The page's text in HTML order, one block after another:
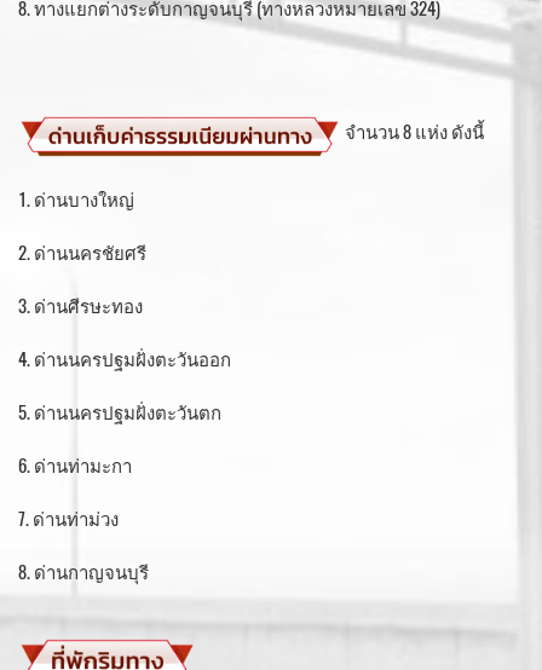
8. ทางแยกต่างระดับกาญจนบุรี (ทางหลวงหมายเลข 324)
จำนวน 8 แห่ง ดังนี้
1. ด่านบางใหญ่
2. ด่านนครชัยศรี
3. ด่านศีรษะทอง
4. ด่านนครปฐมฝั่งตะวันออก
5. ด่านนครปฐมฝั่งตะวันตก
6. ด่านท่ามะกา
7. ด่านท่าม่วง
8. ด่านกาญจนบุรี